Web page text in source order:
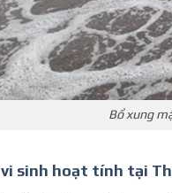
Bổ xung
sinh hoạt tính tại